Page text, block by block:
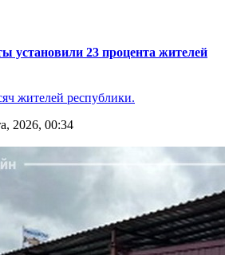
установили 23 процента жителей
жителей республики.
2026, 00:34